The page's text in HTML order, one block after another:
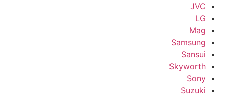
JVC
LG
Mag
Samsung
Sansui
Skyworth
Sony
Suzuki